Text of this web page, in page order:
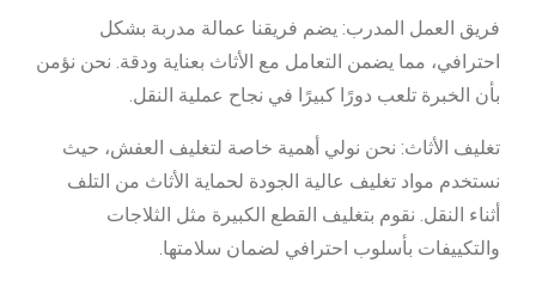
فريق العمل المدرب: يضم فريقنا عمالة مدربة بشكل
احترافي، مما يضمن التعامل مع الأثاث بعناية ودقة. نحن نؤمن
بأن الخبرة تلعب دورًا كبيرًا في نجاح عملية النقل.
تغليف الأثاث: نحن نولي أهمية خاصة لتغليف العفش، حيث
نستخدم مواد تغليف عالية الجودة لحماية الأثاث من التلف
أثناء النقل. نقوم بتغليف القطع الكبيرة مثل الثلاجات
والتكييفات بأسلوب احترافي لضمان سلامتها.